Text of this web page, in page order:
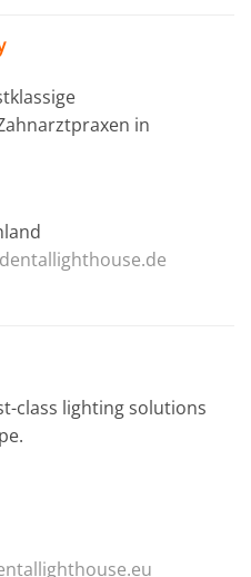
in
class lighting solutions